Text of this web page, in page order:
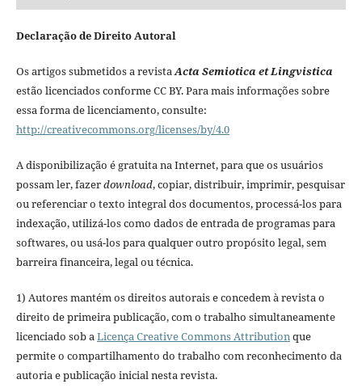
Declaração de Direito Autoral
Os artigos submetidos a revistaActa Semiotica et Lingvistica
estão licenciados conforme CC BY. Para mais informações sobre
essa forma de licenciamento, consulte:
http://creativecommons.org/licenses/by/4.0
A disponibilização é gratuita na Internet, para que os usuários
possam ler, fazerdownload, copiar, distribuir, imprimir, pesquisar
ou referenciar o texto integral dos documentos, processá-los para
indexação, utilizá-los como dados de entrada de programas para
softwares, ou usá-los para qualquer outro propósito legal, sem
barreira financeira, legal ou técnica.
1) Autores mantém os direitos autorais e concedem à revista o
direito de primeira publicação, com o trabalho simultaneamente
licenciado sob aLicença Creative Commons Attributionque
permite o compartilhamento do trabalho com reconhecimento da
autoria e publicação inicial nesta revista.